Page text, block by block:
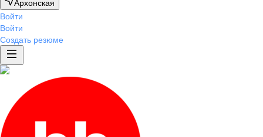
Архонская
Войти
Войти
Создать резюме